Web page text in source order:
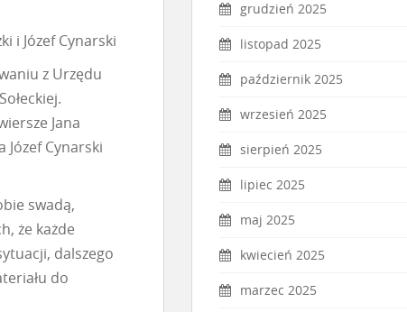
i Józef Cynarski
z Urzędu
Jana
Cynarski
swadą,
że każde
dalszego
do
grudzień 2025
listopad 2025
październik 2025
wrzesień 2025
sierpień 2025
lipiec 2025
maj 2025
kwiecień 2025
marzec 2025